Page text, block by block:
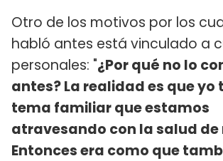
Otro de los motivos por los
habló antes está vinculado a
personales: "¿Por qué no lo
antes? La realidad es que yo
tema familiar que estamos
atravesando con la salud de
Entonces era como que